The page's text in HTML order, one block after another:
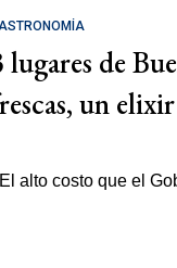
lugares de
un